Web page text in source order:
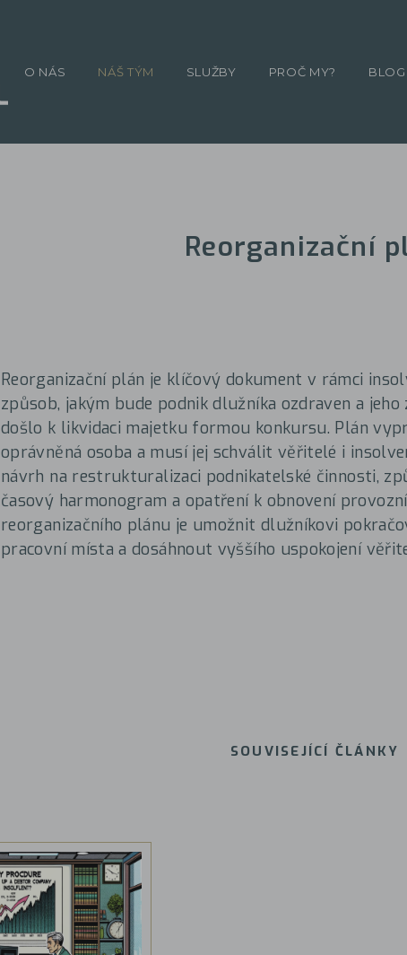
Reorganizační
Reorganizační plán je klíčový dokument v rámci
způsob, jakým bude podnik dlužníka ozdraven a
došlo k likvidaci majetku formou konkursu. Plán
oprávněná osoba a musí jej schválit věřitelé i
návrh na restrukturalizaci podnikatelské činnosti,
časový harmonogram a opatření k obnovení
reorganizačního plánu je umožnit dlužníkovi
pracovní místa a dosáhnout vyššího uspokojení
SOUVISEJÍCÍ ČLÁNKY
O NÁS NÁŠ TÝM SLUŽBY PROČ MY? BLOG